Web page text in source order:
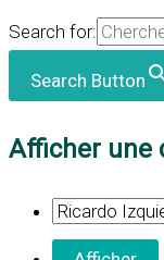
Search for:
Search Button
Afficher une